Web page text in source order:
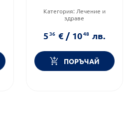
при ринит 100мл
Категория: Лечение и
здраве
Приложение: назално
536 € / 1048 лв.
ПОРЪЧАЙ